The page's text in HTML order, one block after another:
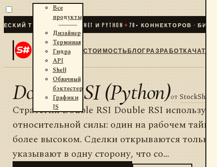
ТРЕЙДИНГ ДЛЯ .NET И PYTHON✦ 70+ КОННЕКТОРОВ ·
Все
продукты
Дизайнер
Терминал
Гидра
API
Shell
Облачный
бэктестер
Графики
JS
СТОИМОСТЬБЛОГРАЗРАБОТКАЧАТ
Double RSI (Python)отStockSharp
Стратегия Double RSI Double RSI
относительной силы: один на рабочем
более высоком. Сделки открываются только
указывают в одну сторону, что со...